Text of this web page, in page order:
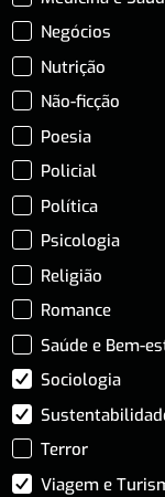
Negócios
Nutrição
Não-ficção
Poesia
Policial
Política
Psicologia
Religião
Romance
Saúde e Bem-
Sociologia
Terror
Viagem e